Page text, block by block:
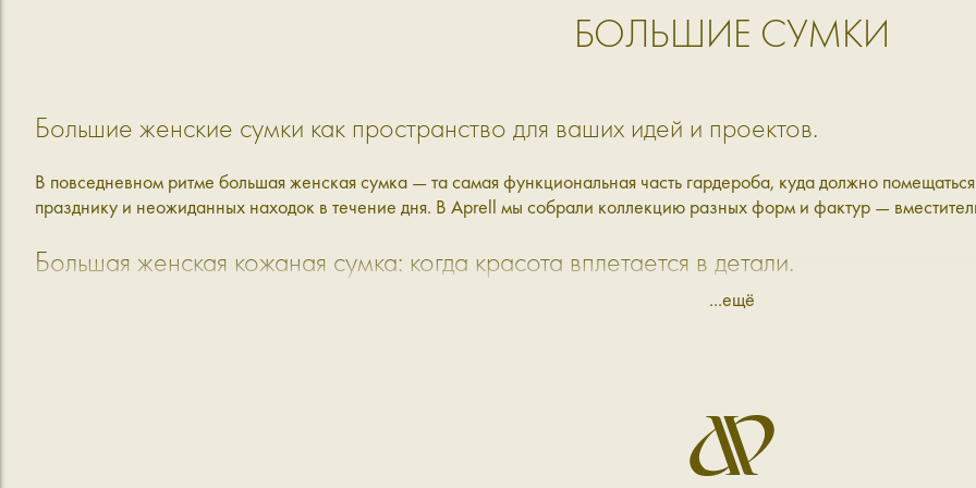
БОЛЬШИЕ СУМКИ
Большие женские сумки как пространство для ваших идей и проектов.
В повседневном ритме большая женская сумка — та самая функциональная часть гардероба, куда должно
празднику и неожиданных находок в течение дня. В Aprell мы собрали коллекцию разных форм и фактур —
Большая женская кожаная сумка: когда красота вплетается в детали.
Мы придумываем наши большие сумки так, чтобы не затрагивать только одну сторону: или функциональность, или
— заметная и акцентная, чтобы взять с собой на работу и получать много вопросительных комплиментов
— объёмная модель в разных цветах, которую можно взять с собой в зал, за город, в баню или на
— представлена в двух фактурах: натуральная кожа и велюр. Кожа — более собранная и
...ещё